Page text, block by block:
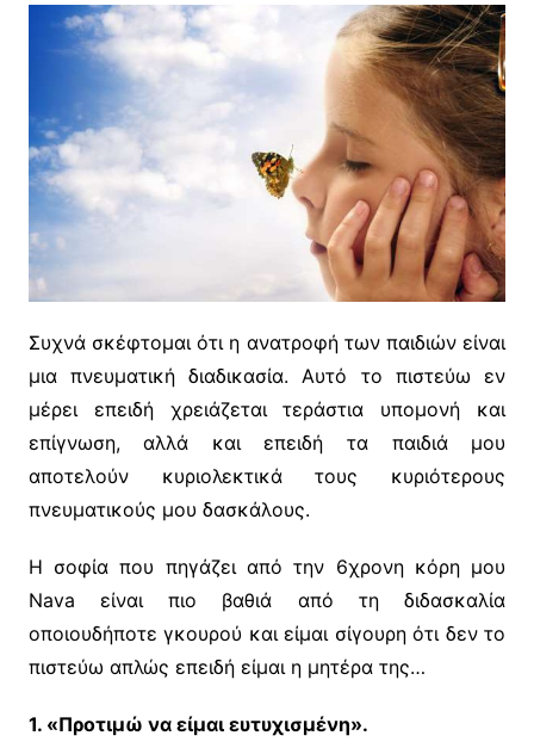
Συχνά σκέφτομαι ότι η ανατροφή των παιδιών είναι
μια πνευματική διαδικασία. Αυτό το πιστεύω εν
μέρει επειδή χρειάζεται τεράστια υπομονή και
επίγνωση, αλλά και επειδή τα παιδιά μου
αποτελούν κυριολεκτικά τους κυριότερους
πνευματικούς μου δασκάλους.
Η σοφία που πηγάζει από την 6χρονη κόρη μου
Nava είναι πιο βαθιά από τη διδασκαλία
οποιουδήποτε γκουρού και είμαι σίγουρη ότι δεν το
πιστεύω απλώς επειδή είμαι η μητέρα της…
1. «Προτιμώ να είμαι ευτυχισμένη».